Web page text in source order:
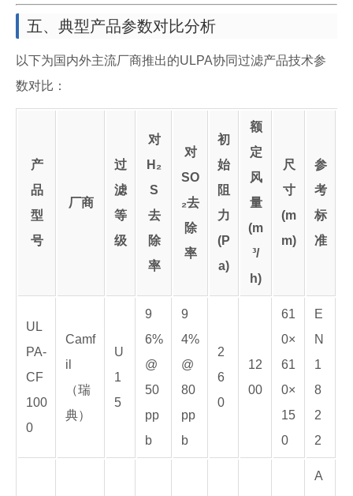
五、典型产品参数对比分析
以下为国内外主流厂商推出的ULPA协同过滤产品技术参
数对比：
产
品
型
号
厂商
过
滤
等
级
对
H₂
S
去
除
率
对
SO
₂去
除
率
初
始
阻
力
(P
a)
额
定
风
量
(m
³/
h)
尺
寸
(m
m)
参
考
标
准
UL
PA-
CF
100
0
Camf
il
（瑞
典）
U
1
5
9
6%
@
50
pp
b
9
4%
@
80
pp
b
2
6
0
12
00
61
0×
61
0×
15
0
E
N
1
8
2
2
A